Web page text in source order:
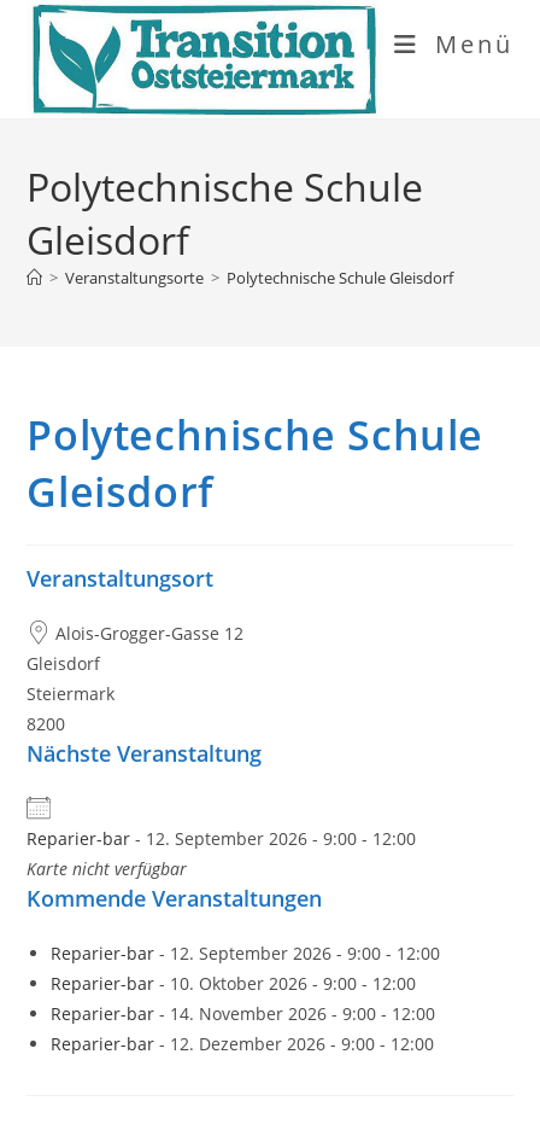
Zum
springen
Menü
Polytechnische Schule
Gleisdorf
> Veranstaltungsorte > Polytechnische Schule Gleisdorf
Polytechnische Schule
Gleisdorf
Veranstaltungsort
Alois-Grogger-Gasse 12
Gleisdorf
Steiermark
8200
Nächste Veranstaltung
Reparier-bar - 12. September 2026 - 9:00 - 12:00
Karte nicht verfügbar
Kommende Veranstaltungen
Reparier-bar - 12. September 2026 - 9:00 - 12:00
Reparier-bar - 10. Oktober 2026 - 9:00 - 12:00
Reparier-bar - 14. November 2026 - 9:00 - 12:00
Reparier-bar - 12. Dezember 2026 - 9:00 - 12:00